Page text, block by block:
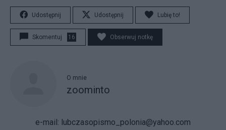
Udostępnij Udostępnij Lubię to!
Skomentuj 16 Obserwuj notkę
O mnie
zoominto
e-mail: lubczasopismo_polonia@yahoo.com